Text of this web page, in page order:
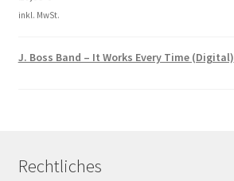
inkl. MwSt.
J. Boss Band – It Works Every Time (Digital)
Rechtliches